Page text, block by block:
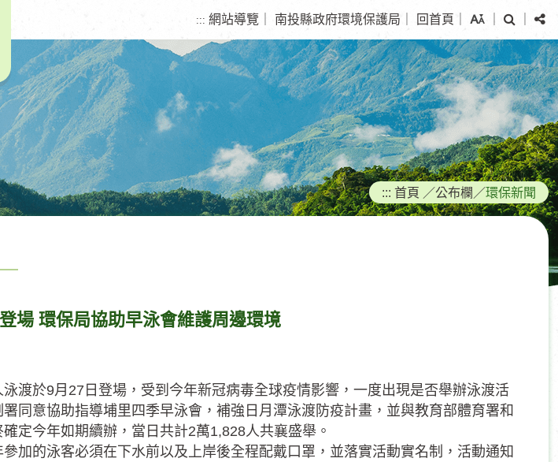
::: 網站導覽 南投縣政府環境保護局 回首頁
尋
分
享
::: 首頁 ／公布欄 ／環保新聞
場 環保局協助早泳會維護周邊環境
渡於9月27日登場，受到今年新冠病毒全球疫情影響，一度出現是否舉辦泳渡活
同意協助指導埔里四季早泳會，補強日月潭泳渡防疫計畫，並與教育部體育署和
定今年如期續辦，當日共計2萬1,828人共襄盛舉。
加的泳客必須在下水前以及上岸後全程配戴口罩，並落實活動實名制，活動通知